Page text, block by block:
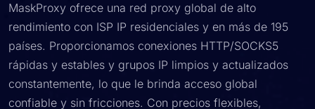
MaskProxy ofrece una red proxy global de alto
rendimiento con ISP IP residenciales y en más de 195
países. Proporcionamos conexiones HTTP/SOCKS5
rápidas y estables y grupos IP limpios y actualizados
constantemente, lo que le brinda acceso global
confiable y sin fricciones. Con precios flexibles,